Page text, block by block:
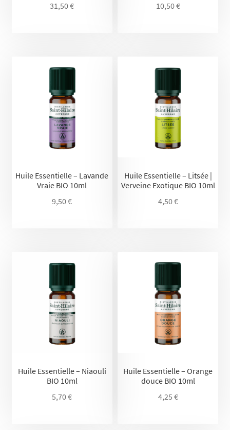
31,50€
10,50€
Huile Essentielle – Lavande
Vraie BIO 10ml
9,50€
Huile Essentielle – Litsée |
Verveine Exotique BIO 10ml
4,50€
Huile Essentielle – Niaouli
BIO 10ml
5,70€
Huile Essentielle – Orange
douce BIO 10ml
4,25 €